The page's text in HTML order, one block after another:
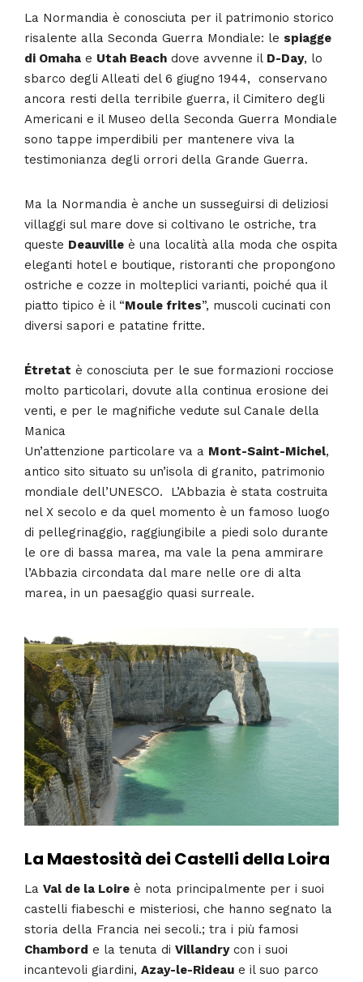
La Normandia è conosciuta per il patrimonio storico
risalente alla Seconda Guerra Mondiale: le spiagge
di Omaha e Utah Beach dove avvenne il D-Day, lo
sbarco degli Alleati del 6 giugno 1944, conservano
ancora resti della terribile guerra, il Cimitero degli
Americani e il Museo della Seconda Guerra Mondiale
sono tappe imperdibili per mantenere viva la
testimonianza degli orrori della Grande Guerra.
Ma la Normandia è anche un susseguirsi di deliziosi
villaggi sul mare dove si coltivano le ostriche, tra
queste Deauville è una località alla moda che ospita
eleganti hotel e boutique, ristoranti che propongono
ostriche e cozze in molteplici varianti, poiché qua il
piatto tipico è il “Moule frites”, muscoli cucinati con
diversi sapori e patatine fritte.
Étretat è conosciuta per le sue formazioni rocciose
molto particolari, dovute alla continua erosione dei
venti, e per le magnifiche vedute sul Canale della
Manica
Un’attenzione particolare va a Mont-Saint-Michel,
antico sito situato su un’isola di granito, patrimonio
mondiale dell’UNESCO. L’Abbazia è stata costruita
nel X secolo e da quel momento è un famoso luogo
di pellegrinaggio, raggiungibile a piedi solo durante
le ore di bassa marea, ma vale la pena ammirare
l’Abbazia circondata dal mare nelle ore di alta
marea, in un paesaggio quasi surreale.
La Maestosità dei Castelli della Loira
La Val de la Loire è nota principalmente per i suoi
castelli fiabeschi e misteriosi, che hanno segnato la
storia della Francia nei secoli.; tra i più famosi
Chambord e la tenuta di Villandrycon i suoi
incantevoli giardini, Azay-le-Rideau e il suo parco